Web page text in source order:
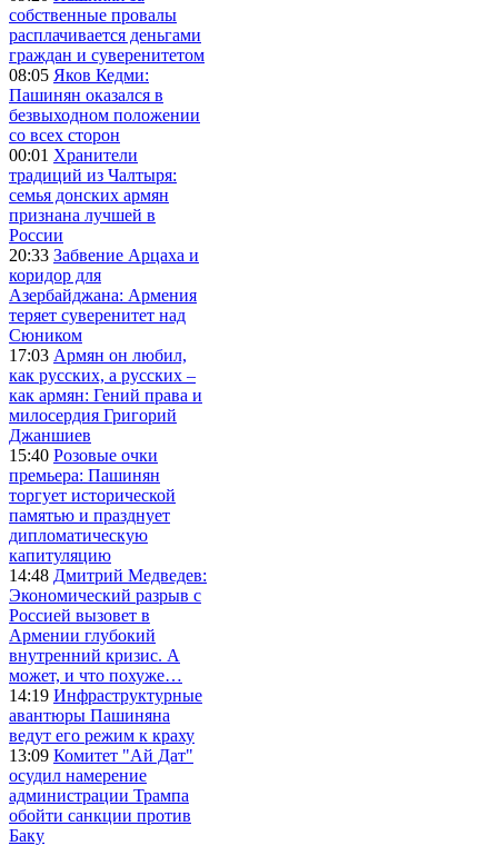
собственные провалы
расплачивается деньгами
граждан и суверенитетом
08:05 Яков Кедми:
Пашинян оказался в
безвыходном положении
со всех сторон
00:01 Хранители
традиций из Чалтыря:
семья донских армян
признана лучшей в
России
20:33 Забвение Арцаха и
коридор для
Азербайджана: Армения
теряет суверенитет над
Сюником
17:03 Армян он любил,
как русских, а русских –
как армян: Гений права и
милосердия Григорий
Джаншиев
15:40 Розовые очки
премьера: Пашинян
торгует исторической
памятью и празднует
дипломатическую
капитуляцию
14:48 Дмитрий Медведев:
Экономический разрыв с
Россией вызовет в
Армении глубокий
внутренний кризис. А
может, и что похуже…
14:19 Инфраструктурные
авантюры Пашиняна
ведут его режим к краху
13:09 Комитет "Ай Дат"
осудил намерение
администрации Трампа
обойти санкции против
Баку